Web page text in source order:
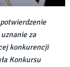
za
konkurencji
Konkursu